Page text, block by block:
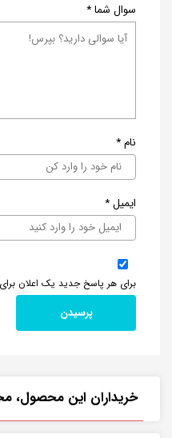
سوال شما*
نام*
ایمیل*
برای هر پاسخ جدید یک اعلان
خریداران این محصول،